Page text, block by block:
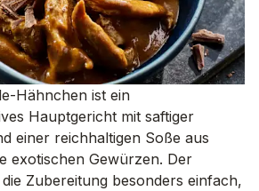
Hähnchen ist ein
Hauptgericht mit saftiger
einer reichhaltigen Soße aus
exotischen Gewürzen. Der
Zubereitung besonders einfach,